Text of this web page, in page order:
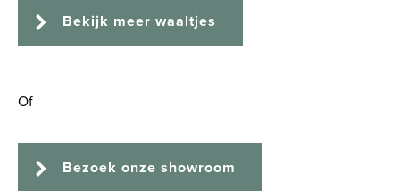
Bekijk meer waaltjes
Of
Bezoek onze showroom